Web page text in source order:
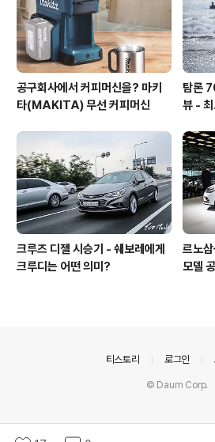
공구회사에서 커피머신을? 마키
타(MAKITA) 무선 커피머신
탐론
뷰 -
크루즈 디젤 시승기 - 쉐보레에게
크루디는 어떤 의미?
르노
모델
티스토리 로그인
© Daum Corp.